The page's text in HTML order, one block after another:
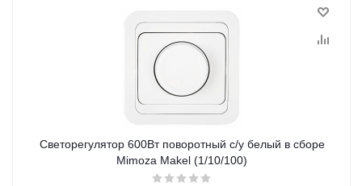
Светорегулятор 600Вт поворотный с/у белый в сборе
Mimoza Makel (1/10/100)